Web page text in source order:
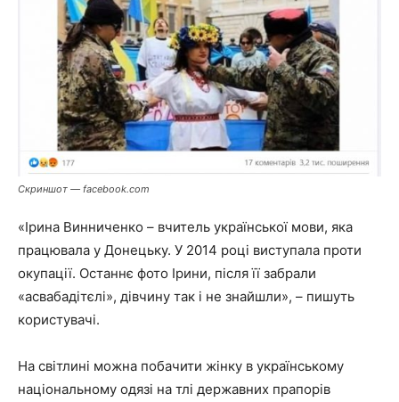
Скриншот — facebook.com
«Ірина Винниченко – вчитель української мови, яка
працювала у Донецьку. У 2014 році виступала проти
окупації. Останнє фото Ірини, після її забрали
«асвабадітєлі», дівчину так і не знайшли», – пишуть
користувачі.
На світлині можна побачити жінку в українському
національному одязі на тлі державних прапорів